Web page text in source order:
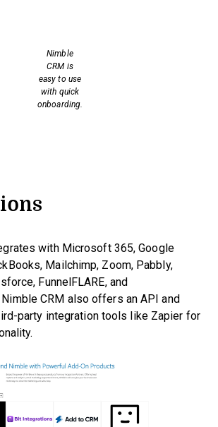
Nimble
CRM is
easy to use
with quick
onboarding.
with Microsoft 365, Google
Mailchimp, Zoom, Pabbly,
FunnelFLARE, and
CRM also offers an API and
party integration tools like Zapier for